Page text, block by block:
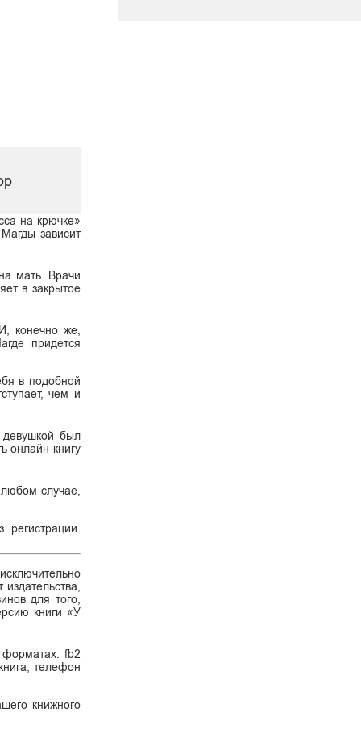
на крючке»
зависит
мать. Врачи
в закрытое
конечно же,
придется
в подобной
чем и
был
онлайн книгу
случае,
для того,
книги «У
форматах: fb2
телефон
книжного